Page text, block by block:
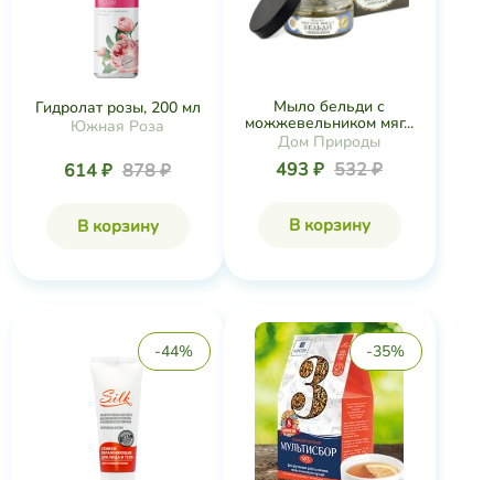
Гидролат розы, 200 мл
Южная Роза
614 ₽ 878 ₽
В корзину
Мыло бельди с
можжевельником мяг...
Дом Природы
493 ₽ 532 ₽
В корзину
-44% -35%